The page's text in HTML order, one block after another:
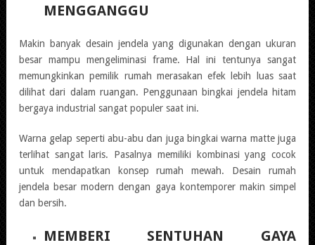
MENGGANGGU
Makin banyak desain jendela yang digunakan dengan ukuran
besar mampu mengeliminasi frame. Hal ini tentunya sangat
memungkinkan pemilik rumah merasakan efek lebih luas saat
dilihat dari dalam ruangan. Penggunaan bingkai jendela hitam
bergaya industrial sangat populer saat ini.
Warna gelap seperti abu-abu dan juga bingkai warna matte juga
terlihat sangat laris. Pasalnya memiliki kombinasi yang cocok
untuk mendapatkan konsep rumah mewah. Desain rumah
jendela besar modern dengan gaya kontemporer makin simpel
dan bersih.
MEMBERI SENTUHAN GAYA